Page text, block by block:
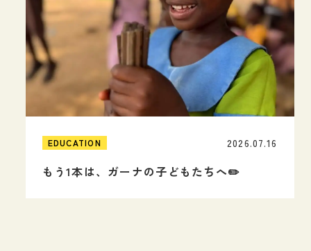
EDUCATION
もう1本は、ガーナの子どもたちへ✏️
2026.07.16